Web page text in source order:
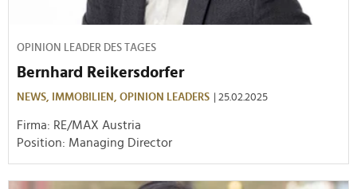
OPINION LEADER DES TAGES
Bernhard Reikersdorfer
NEWS, IMMOBILIEN, OPINION LEADERS | 25.02.2025
Firma: RE/MAX Austria
Position: Managing Director